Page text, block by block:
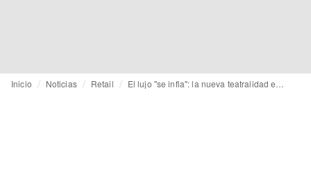
Inicio Noticias Retail